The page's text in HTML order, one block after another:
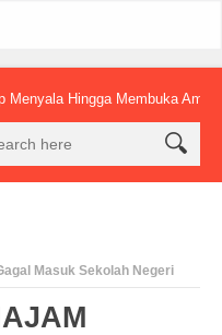
Menyala Hingga Membuka
Masuk Sekolah Negeri